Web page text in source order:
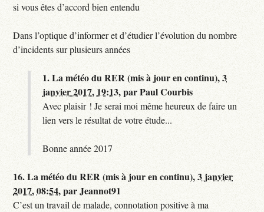
si vous êtes d’accord bien entendu
Dans l’optique d’informer et d’étudier l’évolution du nombre
d’incidents sur plusieurs années
1.La météo du RER (mis à jour en continu),3
janvier 2017, 19:13,parPaul Courbis
Avec plaisir ! Je serai moi même heureux de faire un
lien vers le résultat de votre étude...
Bonne année 2017
16.La météo du RER (mis à jour en continu),3 janvier
2017, 08:54,parJeannot91
C’est un travail de malade, connotation positive à ma